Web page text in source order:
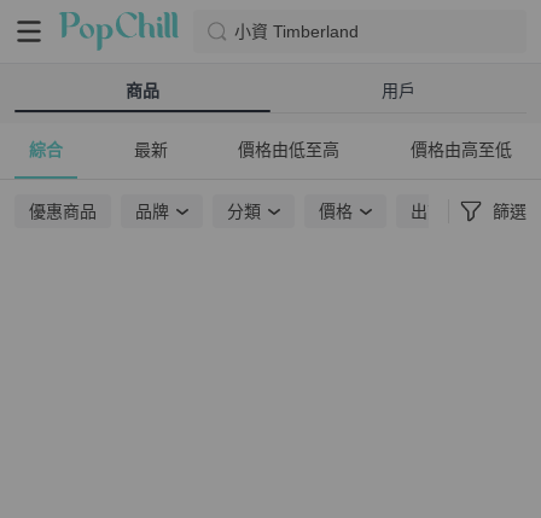
小資 Timberland
商品 用戶
綜合 最新 價格由低至高 價格由高至低
優惠商品 品牌 分類 價格 出貨地點 篩選